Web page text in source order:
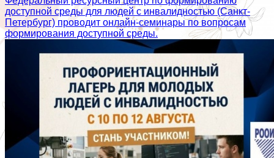
доступной среды для людей с инвалидностью (Санкт-
Петербург) проводит онлайн-семинары по вопросам
формирования доступной среды.